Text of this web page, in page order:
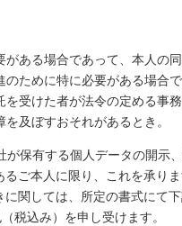
ある場合であって、本人の
ために特に必要がある場合
受けた者が法令の定める事
及ぼすおそれがあるとき。
保有する個人データの開示
ご本人に限り、これを承り
関しては、所定の書式にて
税込み）を申し受けます。